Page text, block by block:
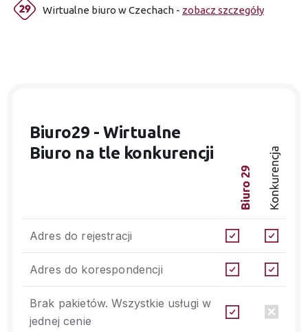
Wirtualne biuro w Czechach - zobacz szczegóły
Biuro29 - Wirtualne
Biuro na tle konkurencji
Adres do rejestracji
Adres do korespondencji
Brak pakietów. Wszystkie usługi w
jednej cenie